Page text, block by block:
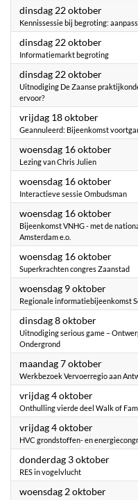
dinsdag 22 oktober2024
Kennissessie bij begroting:
dinsdag 22 oktober2024
Informatiemarkt begroting
dinsdag 22 oktober2024
Uitnodiging De Zaanse
ervoor?
vrijdag 18 oktober2024
Geannuleerd: Bijeenkomst
woensdag 16 oktober2024
Lezing van Chris Julien
woensdag 16 oktober2024
Interactieve sessie Ombudsman
woensdag 16 oktober2024
Bijeenkomst VNHG - met de
Amsterdam e.o.
woensdag 16 oktober2024
Superkrachten congres Zaanstad
woensdag 9 oktober2024
Regionale informatiebijeenkomst
dinsdag 8 oktober2024
Uitnodiging serious game –
Ondergrond
maandag 7 oktober2024
Werkbezoek Vervoerregio aan
vrijdag 4 oktober2024
Onthulling vierde deel Walk of
vrijdag 4 oktober2024
HVC grondstoffen- en
donderdag 3 oktober2024
RES in vogelvlucht
woensdag 2 oktober2024